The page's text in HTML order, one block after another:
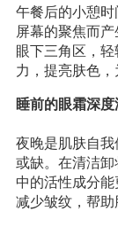
午餐后的小憩
屏幕的聚焦而
眼下三角区，
力，提亮肤色，
睡前的眼霜深
夜晚是肌肤自
或缺。在清洁
中的活性成分能
减少皱纹，帮助